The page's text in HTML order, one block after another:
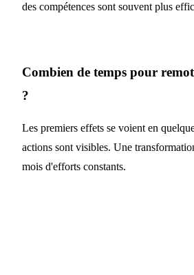
des compétences sont souvent plus
Combien de temps pour
?
Les premiers effets se voient en
actions sont visibles. Une
mois d'efforts constants.